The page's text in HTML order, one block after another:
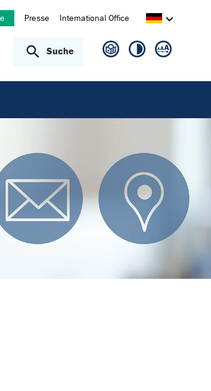
Presse International Office
Suche
im .vcf-Format